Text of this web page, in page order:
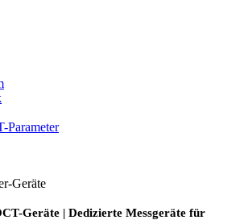
Parameter
Geräte
Geräte | Dedizierte Messgeräte für